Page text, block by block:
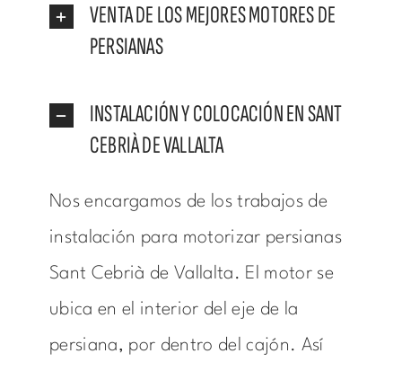
VENTA DE LOS MEJORES MOTORES DE
PERSIANAS
INSTALACIÓN Y COLOCACIÓN EN SANT
CEBRIÀ DE VALLALTA
Nos encargamos de los trabajos de
instalación para motorizar persianas
Sant Cebrià de Vallalta. El motor se
ubica en el interior del eje de la
persiana, por dentro del cajón. Así